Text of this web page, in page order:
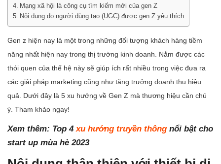
Mạng xã hội là công cụ tìm kiếm mới của gen Z
Nội dung do người dùng tạo (UGC) được gen Z yêu thích
Gen z hiện nay là một trong những đối tượng khách hàng tiềm
năng nhất hiện nay trong thị trường kinh doanh. Nắm được các
thói quen của thế hệ này sẽ giúp ích rất nhiều trong việc đưa ra
các giải pháp marketing cũng như tăng trưởng doanh thu hiệu
quả. Dưới đây là 5 xu hướng về Gen Z mà thương hiệu cần chú
ý. Tham khảo ngay!
Xem thêm: Top 4xu hướng truyền thông nổi bật cho
start up mùa hè 2023